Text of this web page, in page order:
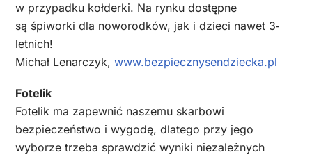
w przypadku kołderki. Na rynku dostępne
są śpiworki dla noworodków, jak i dzieci nawet 3‐
letnich!
Michał Lenarczyk, www.bezpiecznysendziecka.pl
Fotelik
Fotelik ma zapewnić naszemu skarbowi
bezpieczeństwo i wygodę, dlatego przy jego
wyborze trzeba sprawdzić wyniki niezależnych